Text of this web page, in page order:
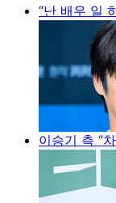
“난 배우 일
이승기 측 “